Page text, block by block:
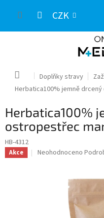
CZK
Domů Doplňky stravy
Herbatica100% jemně
Herbatica100%
ostropestřec
HB-4312
Akce
Průměrné
Neohodnoceno